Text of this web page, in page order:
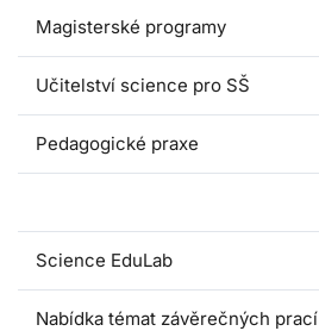
Magisterské programy
Učitelství science pro SŠ
Pedagogické praxe
Science EduLab
Nabídka témat závěrečných prací